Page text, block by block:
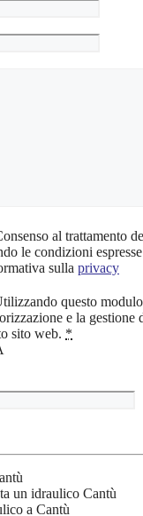
al trattamento
le condizioni
sulla privacy
questo
e la gestione
sito web. *
un idraulico Cantù
a Cantù